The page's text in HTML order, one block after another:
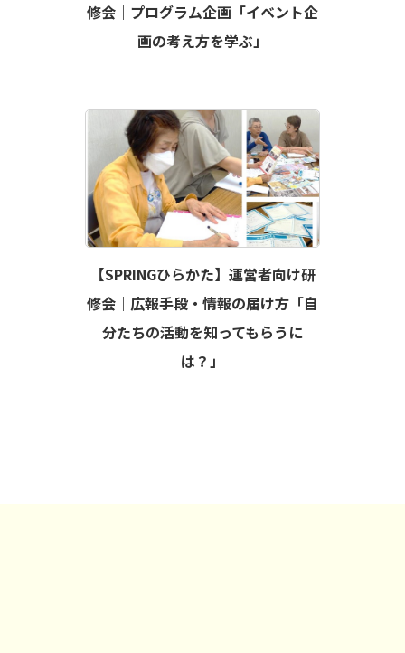
修会｜プログラム企画「イベント企
画の考え方を学ぶ」
【SPRINGひらかた】運営者向け研
修会｜広報手段・情報の届け方「自
分たちの活動を知ってもらうに
は？」